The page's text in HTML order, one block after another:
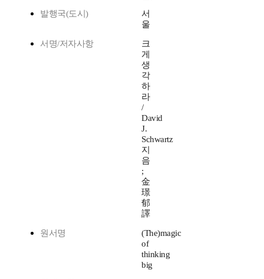
발행국(도시)
서
울
서명/저자사항
크
게
생
각
하
라
/
David
J.
Schwartz
지
음
;
金
璟
郁
譯
원서명
(The)magic
of
thinking
big